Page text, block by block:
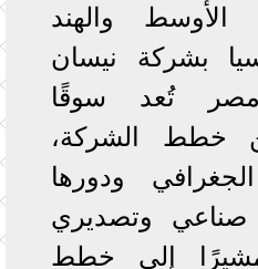
الأوسط والهند
بشركة نيسان
مصر تُعد سوقًا
خطط الشركة،
ودورها
صناعي وتصديري
إلى خطط